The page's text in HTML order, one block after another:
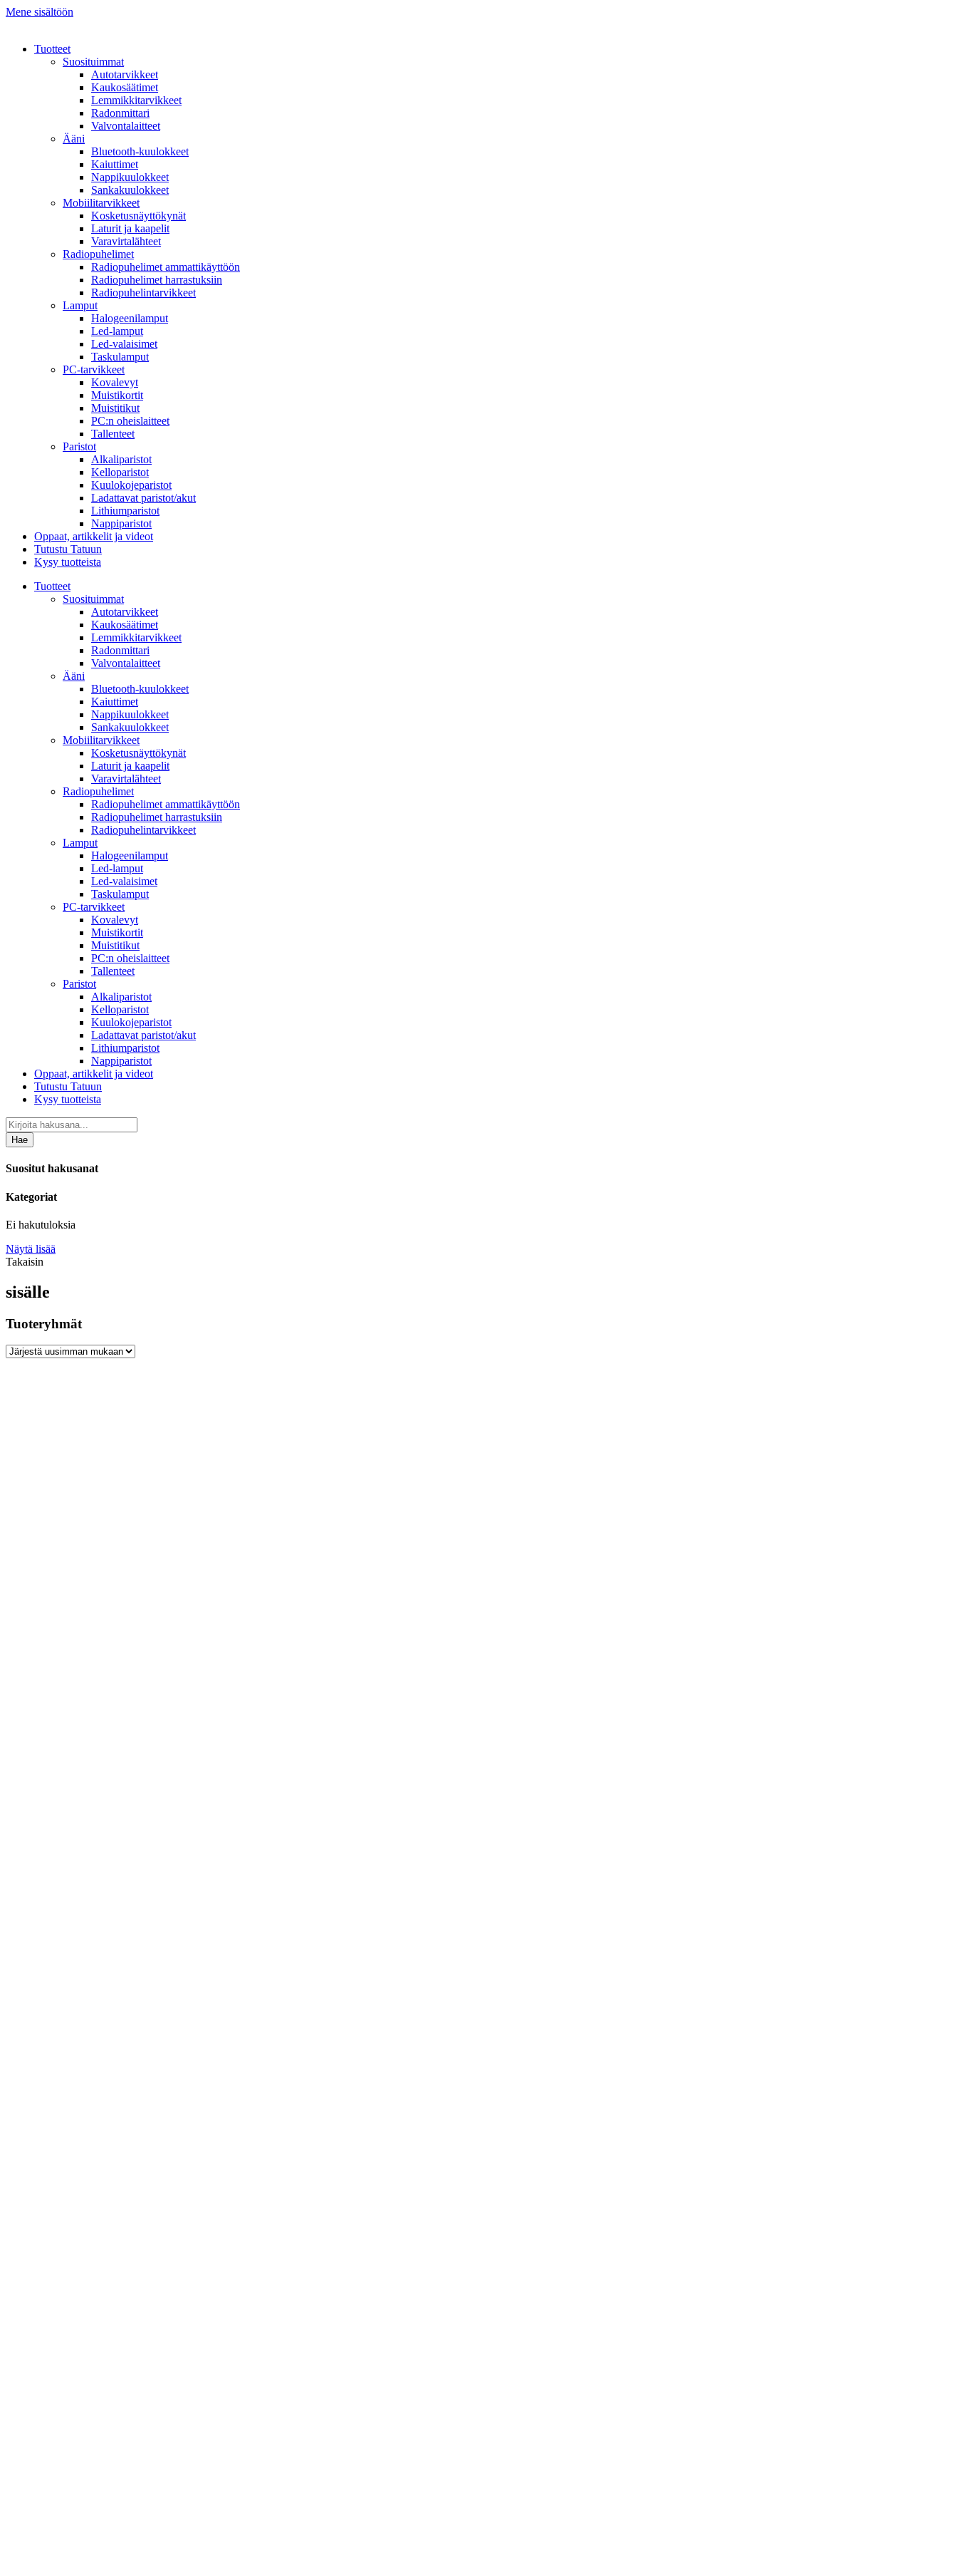
Mene sisältöön
Tuotteet
Suosituimmat
Autotarvikkeet
Kaukosäätimet
Lemmikkitarvikkeet
Radonmittari
Valvontalaitteet
Ääni
Bluetooth-kuulokkeet
Kaiuttimet
Nappikuulokkeet
Sankakuulokkeet
Mobiilitarvikkeet
Kosketusnäyttökynät
Laturit ja kaapelit
Varavirtalähteet
Radiopuhelimet
Radiopuhelimet ammattikäyttöön
Radiopuhelimet harrastuksiin
Radiopuhelintarvikkeet
Lamput
Halogeenilamput
Led-lamput
Led-valaisimet
Taskulamput
PC-tarvikkeet
Kovalevyt
Muistikortit
Muistitikut
PC:n oheislaitteet
Tallenteet
Paristot
Alkaliparistot
Kelloparistot
Kuulokojeparistot
Ladattavat paristot/akut
Lithiumparistot
Nappiparistot
Oppaat, artikkelit ja videot
Tutustu Tatuun
Kysy tuotteista
Tuotteet
Suosituimmat
Autotarvikkeet
Kaukosäätimet
Lemmikkitarvikkeet
Radonmittari
Valvontalaitteet
Ääni
Bluetooth-kuulokkeet
Kaiuttimet
Nappikuulokkeet
Sankakuulokkeet
Mobiilitarvikkeet
Kosketusnäyttökynät
Laturit ja kaapelit
Varavirtalähteet
Radiopuhelimet
Radiopuhelimet ammattikäyttöön
Radiopuhelimet harrastuksiin
Radiopuhelintarvikkeet
Lamput
Halogeenilamput
Led-lamput
Led-valaisimet
Taskulamput
PC-tarvikkeet
Kovalevyt
Muistikortit
Muistitikut
PC:n oheislaitteet
Tallenteet
Paristot
Alkaliparistot
Kelloparistot
Kuulokojeparistot
Ladattavat paristot/akut
Lithiumparistot
Nappiparistot
Oppaat, artikkelit ja videot
Tutustu Tatuun
Kysy tuotteista
Hae
Suositut hakusanat
Kategoriat
Ei hakutuloksia
Näytä lisää
Takaisin
sisälle
Tuoteryhmät